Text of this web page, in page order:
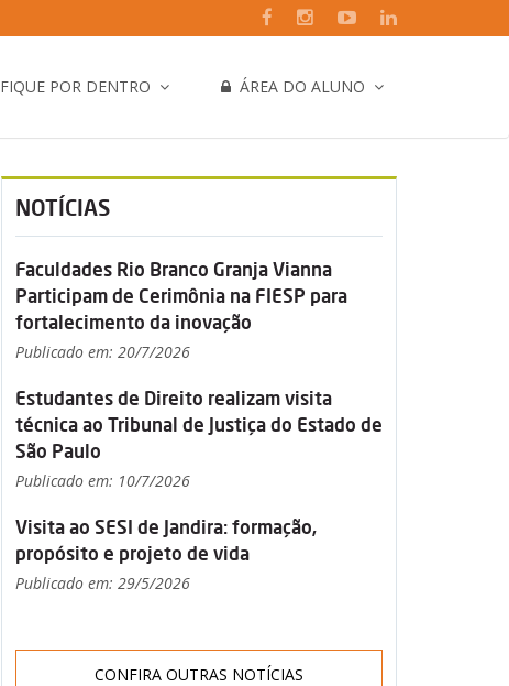
FIQUE POR DENTRO ÁREA DO ALUNO
NOTÍCIAS
Faculdades Rio Branco Granja Vianna
Participam de Cerimônia na FIESP para
fortalecimento da inovação
Publicado em: 20/7/2026
Estudantes de Direito realizam visita
técnica ao Tribunal de Justiça do Estado de
São Paulo
Publicado em: 10/7/2026
Visita ao SESI de Jandira: formação,
propósito e projeto de vida
Publicado em: 29/5/2026
CONFIRA OUTRAS NOTÍCIAS